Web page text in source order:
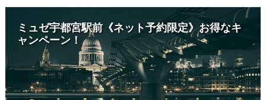
ミュゼ宇都宮駅前《ネット予約限定》お得なキ
ャンペーン！